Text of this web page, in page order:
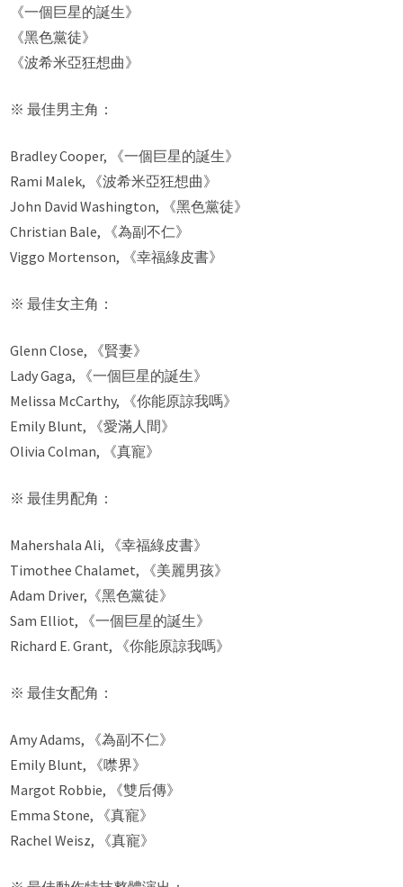
《一個巨星的誕生》
《黑色黨徒》
《波希米亞狂想曲》
※ 最佳男主角：
Bradley Cooper, 《一個巨星的誕生》
Rami Malek, 《波希米亞狂想曲》
John David Washington, 《黑色黨徒》
Christian Bale, 《為副不仁》
Viggo Mortenson, 《幸福綠皮書》
※ 最佳女主角：
Glenn Close, 《賢妻》
Lady Gaga, 《一個巨星的誕生》
Melissa McCarthy, 《你能原諒我嗎》
Emily Blunt, 《愛滿人間》
Olivia Colman, 《真寵》
※ 最佳男配角：
Mahershala Ali, 《幸福綠皮書》
Timothee Chalamet, 《美麗男孩》
Adam Driver,《黑色黨徒》
Sam Elliot, 《一個巨星的誕生》
Richard E. Grant, 《你能原諒我嗎》
※ 最佳女配角：
Amy Adams, 《為副不仁》
Emily Blunt, 《噤界》
Margot Robbie, 《雙后傳》
Emma Stone, 《真寵》
Rachel Weisz, 《真寵》